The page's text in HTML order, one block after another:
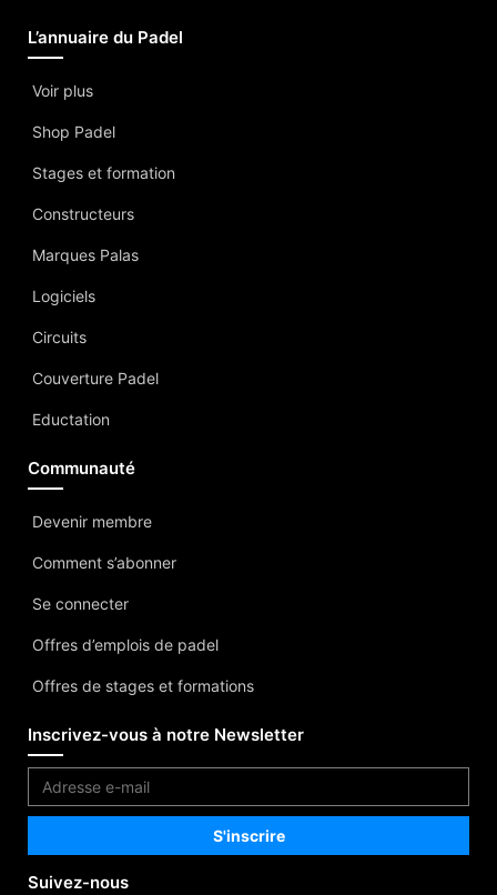
L’annuaire du Padel
Voir plus
Shop Padel
Stages et formation
Constructeurs
Marques Palas
Logiciels
Circuits
Couverture Padel
Eductation
Communauté
Devenir membre
Comment s’abonner
Se connecter
Offres d’emplois de padel
Offres de stages et formations
Inscrivez-vous à notre Newsletter
Suivez-nous